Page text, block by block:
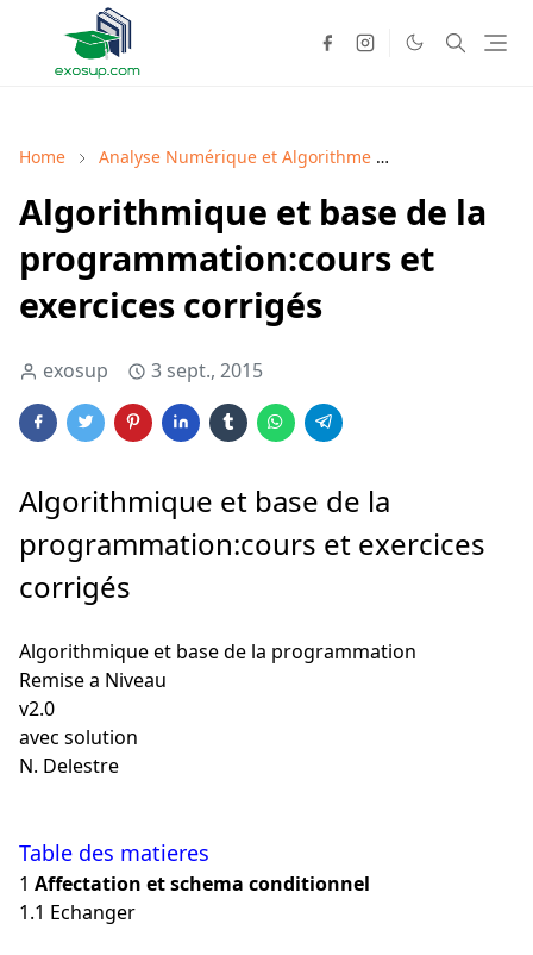
Home Analyse Numérique et Algorithme
Algorithmique et base de la
programmation:cours et
exercices corrigés
exosup 3 sept., 2015
Algorithmique et base de la
programmation:cours et exercices
corrigés
Algorithmique et base de la programmation
Remise a Niveau
v2.0
avec solution
N. Delestre
Table des matieres
1 Affectation et schema conditionnel
1.1 Echanger